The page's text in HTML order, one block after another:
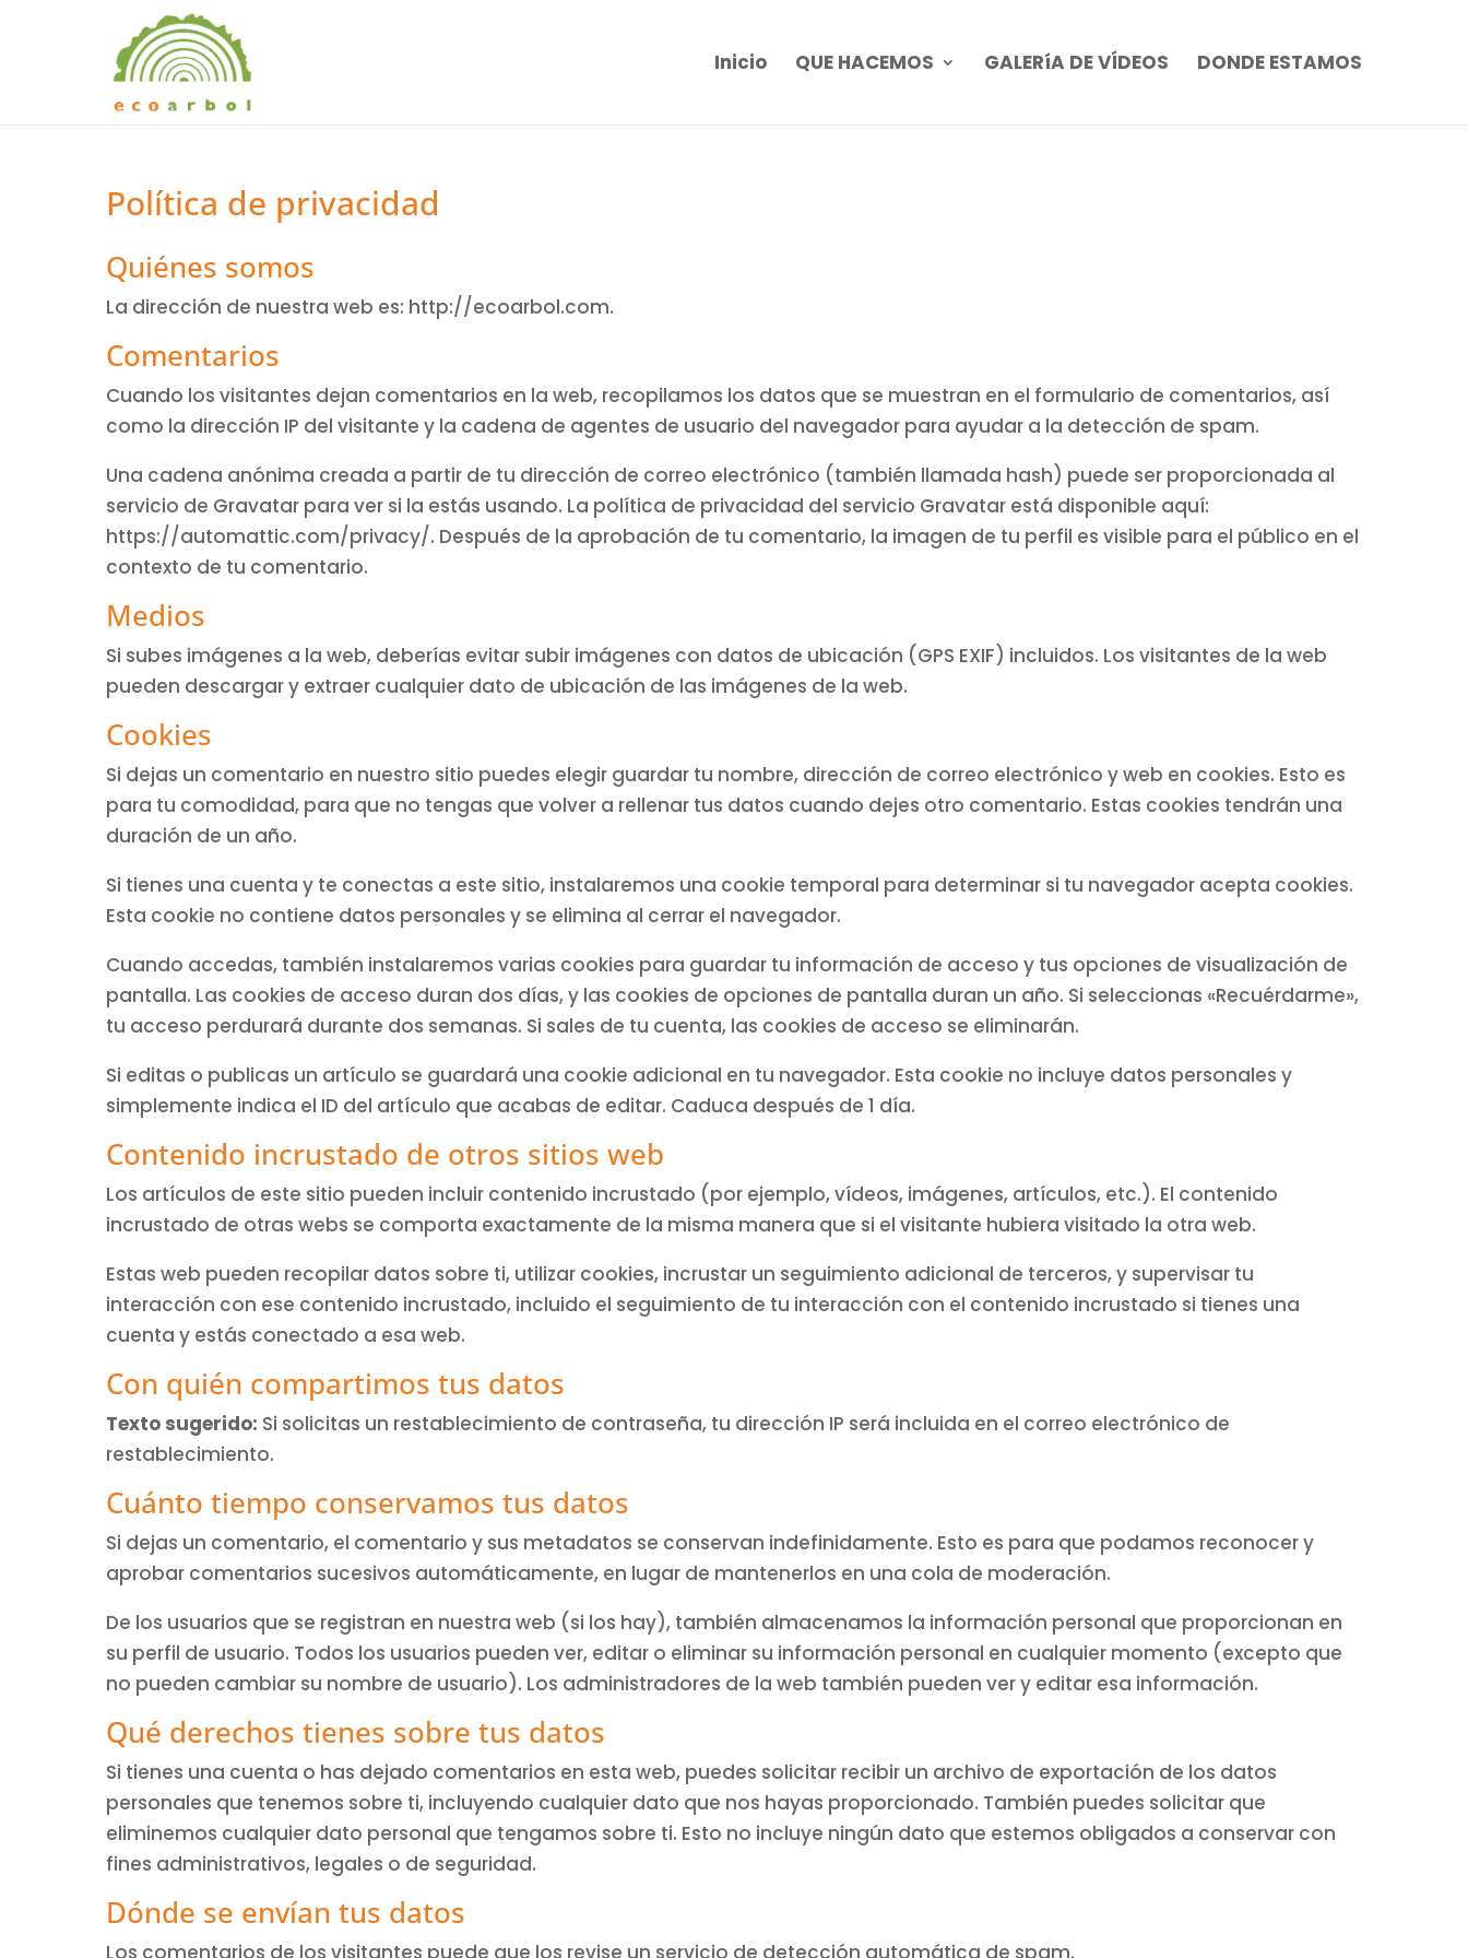
Inicio QUE HACEMOS GALERíA DE VÍDEOS DONDE ESTAMOS
Política de privacidad
Quiénes somos
La dirección de nuestra web es: http://ecoarbol.com.
Comentarios
Cuando los visitantes dejan comentarios en la web, recopilamos los datos que se muestran en el formulario de comentarios, así
como la dirección IP del visitante y la cadena de agentes de usuario del navegador para ayudar a la detección de spam.
Una cadena anónima creada a partir de tu dirección de correo electrónico (también llamada hash) puede ser proporcionada al
servicio de Gravatar para ver si la estás usando. La política de privacidad del servicio Gravatar está disponible aquí:
https://automattic.com/privacy/. Después de la aprobación de tu comentario, la imagen de tu perfil es visible para el público en el
contexto de tu comentario.
Medios
Si subes imágenes a la web, deberías evitar subir imágenes con datos de ubicación (GPS EXIF) incluidos. Los visitantes de la web
pueden descargar y extraer cualquier dato de ubicación de las imágenes de la web.
Cookies
Si dejas un comentario en nuestro sitio puedes elegir guardar tu nombre, dirección de correo electrónico y web en cookies. Esto es
para tu comodidad, para que no tengas que volver a rellenar tus datos cuando dejes otro comentario. Estas cookies tendrán una
duración de un año.
Si tienes una cuenta y te conectas a este sitio, instalaremos una cookie temporal para determinar si tu navegador acepta cookies.
Esta cookie no contiene datos personales y se elimina al cerrar el navegador.
Cuando accedas, también instalaremos varias cookies para guardar tu información de acceso y tus opciones de visualización de
pantalla. Las cookies de acceso duran dos días, y las cookies de opciones de pantalla duran un año. Si seleccionas «Recuérdarme»,
tu acceso perdurará durante dos semanas. Si sales de tu cuenta, las cookies de acceso se eliminarán.
Si editas o publicas un artículo se guardará una cookie adicional en tu navegador. Esta cookie no incluye datos personales y
simplemente indica el ID del artículo que acabas de editar. Caduca después de 1 día.
Contenido incrustado de otros sitios web
Los artículos de este sitio pueden incluir contenido incrustado (por ejemplo, vídeos, imágenes, artículos, etc.). El contenido
incrustado de otras webs se comporta exactamente de la misma manera que si el visitante hubiera visitado la otra web.
Estas web pueden recopilar datos sobre ti, utilizar cookies, incrustar un seguimiento adicional de terceros, y supervisar tu
interacción con ese contenido incrustado, incluido el seguimiento de tu interacción con el contenido incrustado si tienes una
cuenta y estás conectado a esa web.
Con quién compartimos tus datos
Texto sugerido: Si solicitas un restablecimiento de contraseña, tu dirección IP será incluida en el correo electrónico de
restablecimiento.
Cuánto tiempo conservamos tus datos
Si dejas un comentario, el comentario y sus metadatos se conservan indefinidamente. Esto es para que podamos reconocer y
aprobar comentarios sucesivos automáticamente, en lugar de mantenerlos en una cola de moderación.
De los usuarios que se registran en nuestra web (si los hay), también almacenamos la información personal que proporcionan en
su perfil de usuario. Todos los usuarios pueden ver, editar o eliminar su información personal en cualquier momento (excepto que
no pueden cambiar su nombre de usuario). Los administradores de la web también pueden ver y editar esa información.
Qué derechos tienes sobre tus datos
Si tienes una cuenta o has dejado comentarios en esta web, puedes solicitar recibir un archivo de exportación de los datos
personales que tenemos sobre ti, incluyendo cualquier dato que nos hayas proporcionado. También puedes solicitar que
eliminemos cualquier dato personal que tengamos sobre ti. Esto no incluye ningún dato que estemos obligados a conservar con
fines administrativos, legales o de seguridad.
Dónde se envían tus datos
Los comentarios de los visitantes puede que los revise un servicio de detección automática de spam.